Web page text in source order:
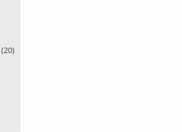
(20)